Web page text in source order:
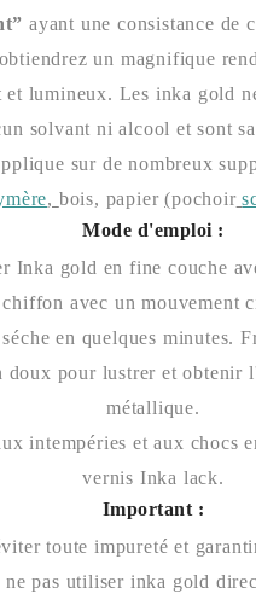
” ayant une consistance de
un magnifique
lumineux. Les inka gold
solvant ni alcool et sont
sur de nombreux
, bois, papier(pochoir
Mode d'emploi :
Inka gold en fine couche
avec un mouvement
en quelques minutes.
doux pour lustrer et obtenir
métallique.
intempéries et aux chocs
vernis Inka lack.
Important :
toute impureté et
ne pas utiliser inka gold